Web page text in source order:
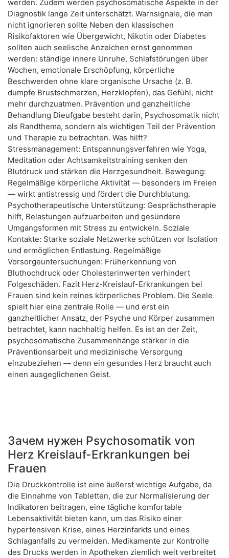
werden. Zudem werden psychosomatische Aspekte in der
Diagnostik lange Zeit unterschätzt. Warnsignale, die man
nicht ignorieren sollte Neben den klassischen
Risikofaktoren wie Übergewicht, Nikotin oder Diabetes
sollten auch seelische Anzeichen ernst genommen
werden: ständige innere Unruhe, Schlafstörungen über
Wochen, emotionale Erschöpfung, körperliche
Beschwerden ohne klare organische Ursache (z. B.
dumpfe Brustschmerzen, Herzklopfen), das Gefühl, nicht
mehr durchzuatmen. Prävention und ganzheitliche
Behandlung Dieufgabe besteht darin, Psychosomatik nicht
als Randthema, sondern als wichtigen Teil der Prävention
und Therapie zu betrachten. Was hilft?
Stressmanagement: Entspannungsverfahren wie Yoga,
Meditation oder Achtsamkeitstraining senken den
Blutdruck und stärken die Herzgesundheit. Bewegung:
Regelmäßige körperliche Aktivität — besonders im Freien
— wirkt antistressig und fördert die Durchblutung.
Psychotherapeutische Unterstützung: Gesprächstherapie
hilft, Belastungen aufzuarbeiten und gesündere
Umgangsformen mit Stress zu entwickeln. Soziale
Kontakte: Starke soziale Netzwerke schützen vor Isolation
und ermöglichen Entlastung. Regelmäßige
Vorsorgeuntersuchungen: Früherkennung von
Bluthochdruck oder Cholesterinwerten verhindert
Folgeschäden. Fazit Herz-Kreislauf-Erkrankungen bei
Frauen sind kein reines körperliches Problem. Die Seele
spielt hier eine zentrale Rolle — und erst ein
ganzheitlicher Ansatz, der Psyche und Körper zusammen
betrachtet, kann nachhaltig helfen. Es ist an der Zeit,
psychosomatische Zusammenhänge stärker in die
Präventionsarbeit und medizinische Versorgung
einzubeziehen — denn ein gesundes Herz braucht auch
einen ausgeglichenen Geist.
Зачем нужен Psychosomatik von
Herz Kreislauf-Erkrankungen bei
Frauen
Die Druckkontrolle ist eine äußerst wichtige Aufgabe, da
die Einnahme von Tabletten, die zur Normalisierung der
Indikatoren beitragen, eine tägliche komfortable
Lebensaktivität bieten kann, um das Risiko einer
hypertensiven Krise, eines Herzinfarkts und eines
Schlaganfalls zu vermeiden. Medikamente zur Kontrolle
des Drucks werden in Apotheken ziemlich weit verbreitet